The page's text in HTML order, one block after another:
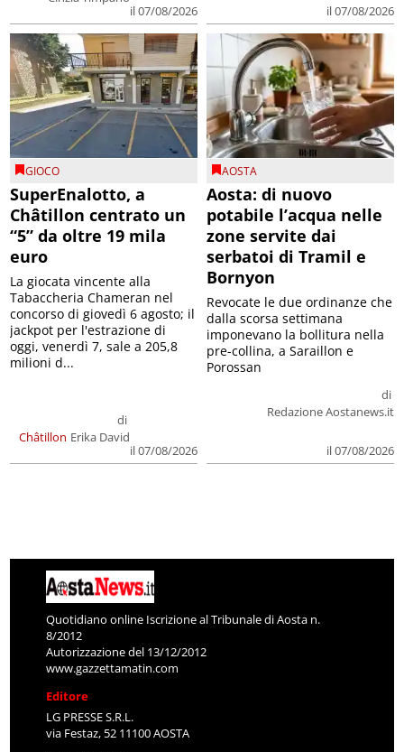
il 07/08/2026
il 07/08/2026
GIOCO
SuperEnalotto, a
Châtillon centrato un
“5” da oltre 19 mila
euro
Châtillon
di
Erika David
il 07/08/2026
La giocata vincente alla
Tabaccheria Chameran nel
concorso di giovedì 6 agosto; il
jackpot per l'estrazione di
oggi, venerdì 7, sale a 205,8
milioni d...
AOSTA
Aosta: di nuovo
potabile l’acqua nelle
zone servite dai
serbatoi di Tramil e
Bornyon
di
Redazione Aostanews.it
il 07/08/2026
Revocate le due ordinanze che
dalla scorsa settimana
imponevano la bollitura nella
pre-collina, a Saraillon e
Porossan
Quotidiano online Iscrizione al Tribunale di Aosta n.
8/2012
Autorizzazione del 13/12/2012
www.gazzettamatin.com
Editore
LG PRESSE S.R.L.
via Festaz, 52 11100 AOSTA